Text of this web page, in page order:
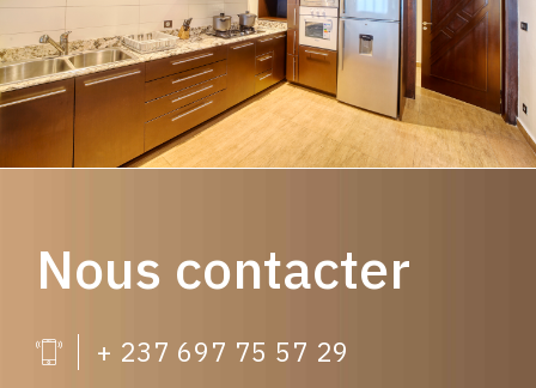
Nous contacter
+ 237 697 75 57 29